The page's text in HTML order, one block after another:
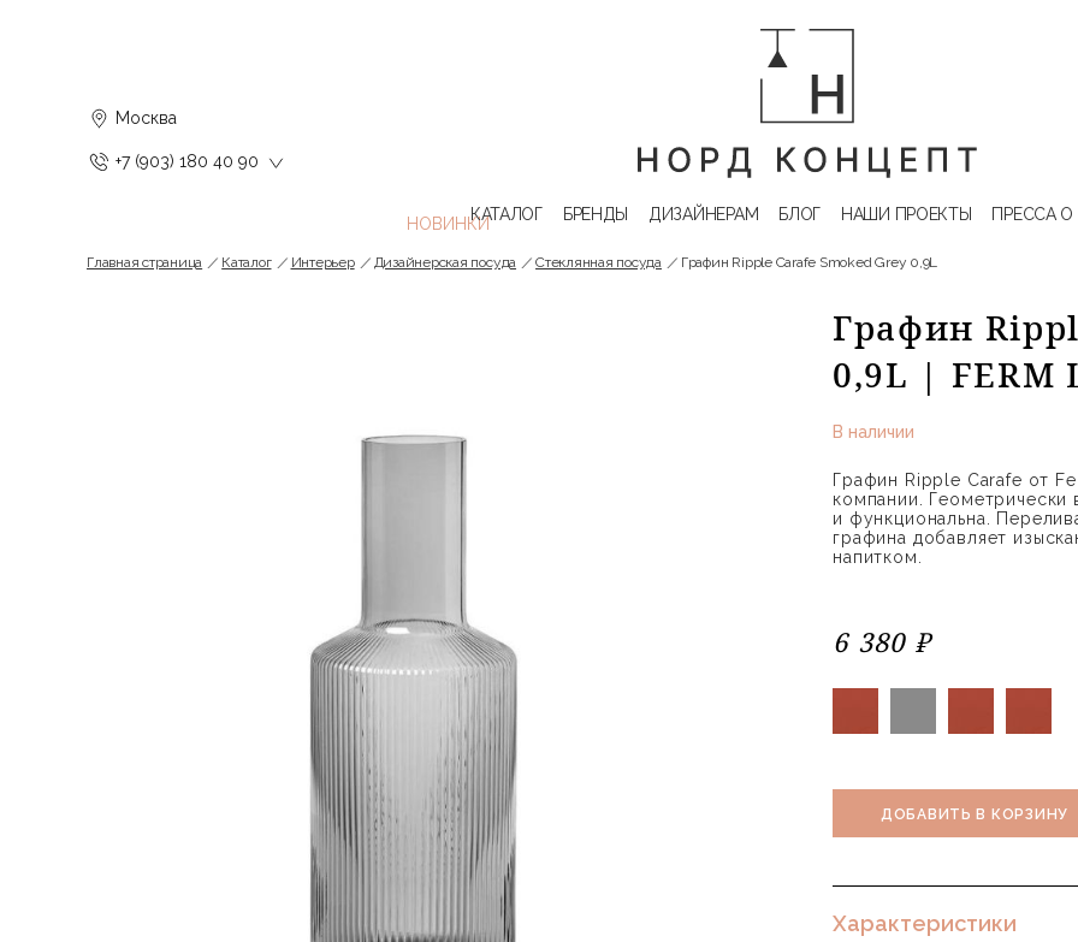
Москва
+7 (903) 180 40 90
КАТАЛОГ БРЕНДЫ ДИЗАЙНЕРАМ БЛОГ НАШИ ПРОЕКТЫ ПРЕССА О
Главная страница Каталог Интерьер Дизайнерская посуда Стеклянная посуда Графин Ripple Carafe Smoked Grey 0,9L
Графин
0,9L | FERM
В наличии
Графин Ripple Carafe от
компании.
и функциональна.
графина добавляет
напитком.
6 380 ₽
ДОБАВИТЬ В КОРЗИНУ
Характеристики